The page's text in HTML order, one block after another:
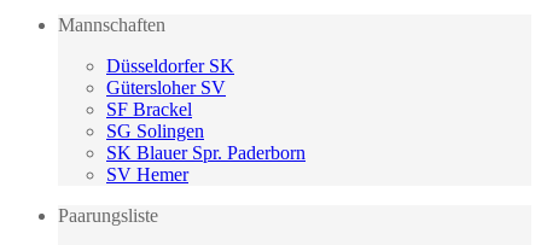
Mannschaften
Düsseldorfer SK
Gütersloher SV
SF Brackel
SG Solingen
SK Blauer Spr. Paderborn
SV Hemer
Paarungsliste